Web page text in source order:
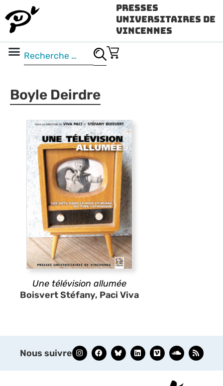
Presses
Universitaires de
Vincennes
Boyle Deirdre
Une télévision allumée
Boisvert Stéfany, Paci Viva
Nous suivre